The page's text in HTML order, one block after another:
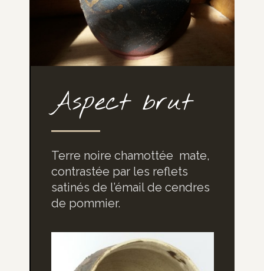
Aspect brut
Terre noire chamottée mate,
contrastée par les reflets
satinés de l’émail de cendres
de pommier.